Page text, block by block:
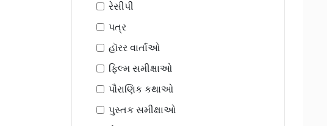
રેસીપી
પત્ર
હૉરર વાર્તાઓ
ફિલ્મ સમીક્ષાઓ
પૌરાણિક કથાઓ
પુસ્તક સમીક્ષાઓ